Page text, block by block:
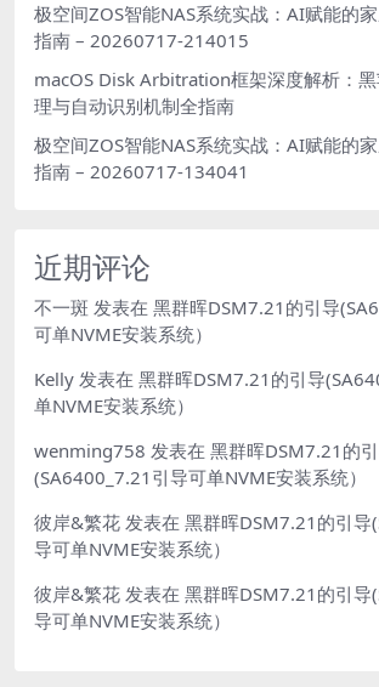
极空间ZOS智能NAS系统实战：AI赋能的
指南 – 20260717-214015
macOS Disk Arbitration框架深度解析：
理与自动识别机制全指南
极空间ZOS智能NAS系统实战：AI赋能的
指南 – 20260717-134041
近期评论
不一斑 发表在 黑群晖DSM7.21的引导
可单NVME安装系统）
Kelly 发表在 黑群晖DSM7.21的引导
单NVME安装系统）
wenming758 发表在 黑群晖DSM7.21的
(SA6400_7.21引导可单NVME安装系统）
彼岸&繁花 发表在 黑群晖DSM7.21的引导
导可单NVME安装系统）
彼岸&繁花 发表在 黑群晖DSM7.21的引导
导可单NVME安装系统）